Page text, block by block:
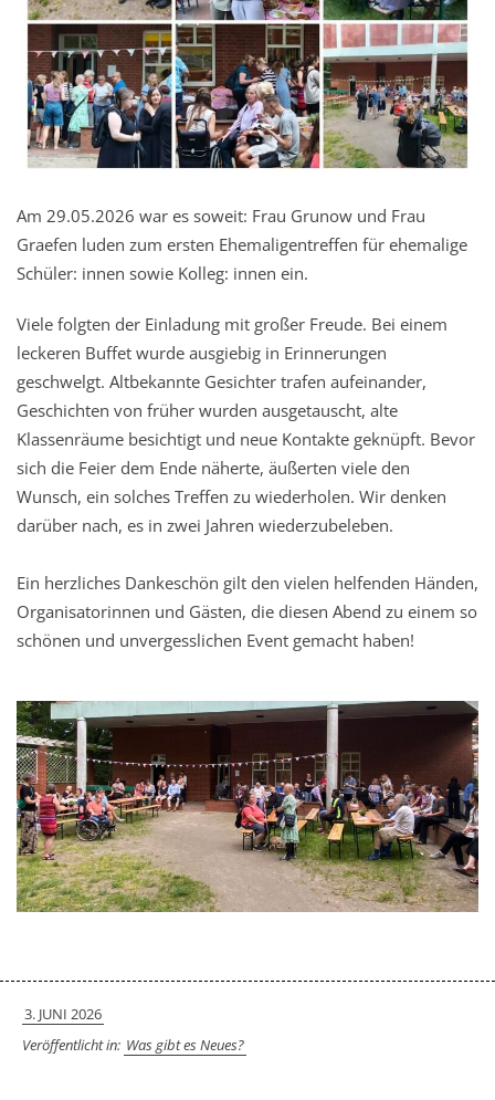
Am 29.05.2026 war es soweit: Frau Grunow und Frau
Graefen luden zum ersten Ehemaligentreffen für ehemalige
Schüler: innen sowie Kolleg: innen ein.
Viele folgten der Einladung mit großer Freude. Bei einem
leckeren Buffet wurde ausgiebig in Erinnerungen
geschwelgt. Altbekannte Gesichter trafen aufeinander,
Geschichten von früher wurden ausgetauscht, alte
Klassenräume besichtigt und neue Kontakte geknüpft. Bevor
sich die Feier dem Ende näherte, äußerten viele den
Wunsch, ein solches Treffen zu wiederholen. Wir denken
darüber nach, es in zwei Jahren wiederzubeleben.
Ein herzliches Dankeschön gilt den vielen helfenden Händen,
Organisatorinnen und Gästen, die diesen Abend zu einem so
schönen und unvergesslichen Event gemacht haben!
3. JUNI 2026
Veröffentlicht in: Was gibt es Neues?